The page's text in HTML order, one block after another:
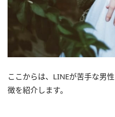
ここからは、LINEが苦手な男
徴を紹介します。